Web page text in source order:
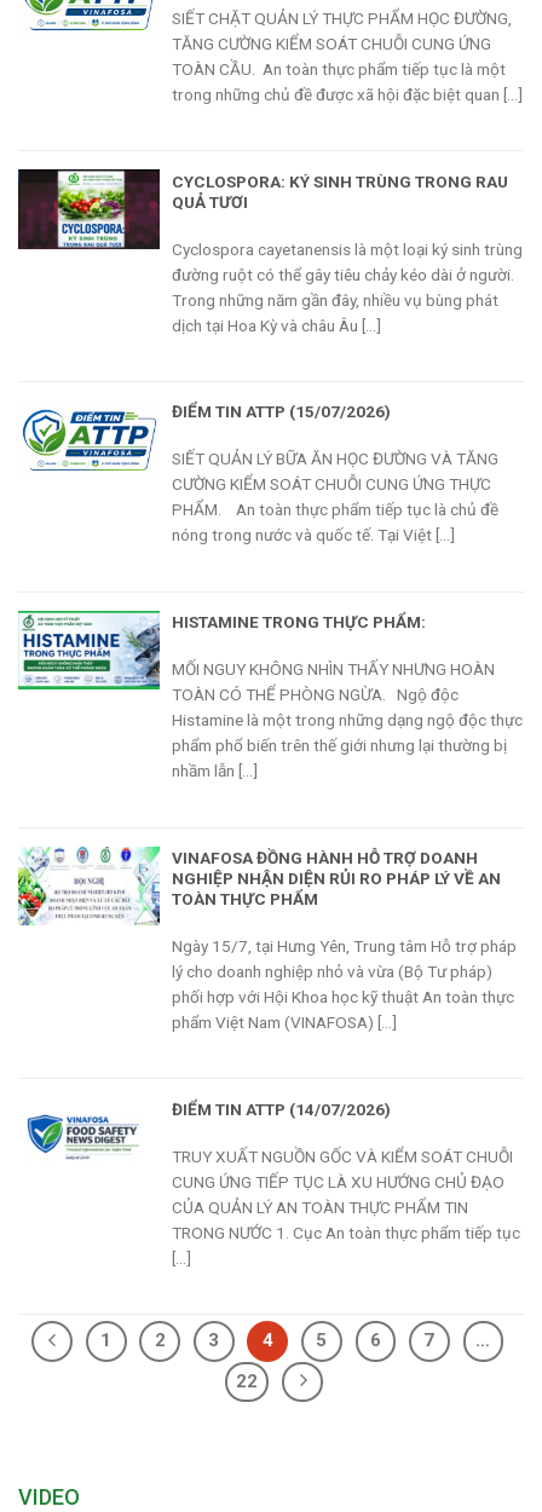
SIẾT CHẶT QUẢN LÝ THỰC PHẨM HỌC ĐƯỜNG,
TĂNG CƯỜNG KIỂM SOÁT CHUỖI CUNG ỨNG
TOÀN CẦU. An toàn thực phẩm tiếp tục là một
trong những chủ đề được xã hội đặc biệt quan [...]
CYCLOSPORA: KÝ SINH TRÙNG TRONG RAU
QUẢ TƯƠI
Cyclospora cayetanensis là một loại ký sinh trùng
đường ruột có thể gây tiêu chảy kéo dài ở người.
Trong những năm gần đây, nhiều vụ bùng phát
dịch tại Hoa Kỳ và châu Âu [...]
ĐIỂM TIN ATTP (15/07/2026)
SIẾT QUẢN LÝ BỮA ĂN HỌC ĐƯỜNG VÀ TĂNG
CƯỜNG KIỂM SOÁT CHUỖI CUNG ỨNG THỰC
PHẨM. An toàn thực phẩm tiếp tục là chủ đề
nóng trong nước và quốc tế. Tại Việt [...]
HISTAMINE TRONG THỰC PHẨM:
MỐI NGUY KHÔNG NHÌN THẤY NHƯNG HOÀN
TOÀN CÓ THỂ PHÒNG NGỪA. Ngộ độc
Histamine là một trong những dạng ngộ độc thực
phẩm phổ biến trên thế giới nhưng lại thường bị
nhầm lẫn [...]
VINAFOSA ĐỒNG HÀNH HỖ TRỢ DOANH
NGHIỆP NHẬN DIỆN RỦI RO PHÁP LÝ VỀ AN
TOÀN THỰC PHẨM
Ngày 15/7, tại Hưng Yên, Trung tâm Hỗ trợ pháp
lý cho doanh nghiệp nhỏ và vừa (Bộ Tư pháp)
phối hợp với Hội Khoa học kỹ thuật An toàn thực
phẩm Việt Nam (VINAFOSA) [...]
ĐIỂM TIN ATTP (14/07/2026)
TRUY XUẤT NGUỒN GỐC VÀ KIỂM SOÁT CHUỖI
CUNG ỨNG TIẾP TỤC LÀ XU HƯỚNG CHỦ ĐẠO
CỦA QUẢN LÝ AN TOÀN THỰC PHẨM TIN
TRONG NƯỚC 1. Cục An toàn thực phẩm tiếp tục
[...]
1 2 3 4 5 6 7
…
22
VIDEO